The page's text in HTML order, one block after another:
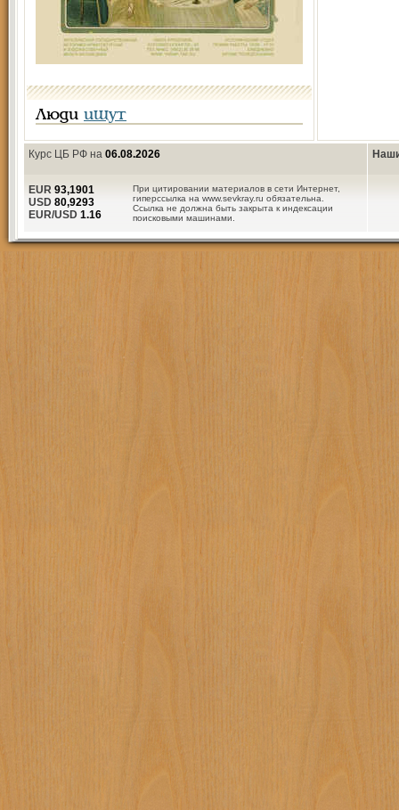
Люди ищут
Курс ЦБ РФ на 06.08.2026
При цитировании материалов в сети Интернет,
гиперссылка на www.sevkray.ru обязательна.
Ссылка не должна быть закрыта к индексации
поисковыми машинами.
EUR 93,1901
USD 80,9293
EUR/USD 1.16